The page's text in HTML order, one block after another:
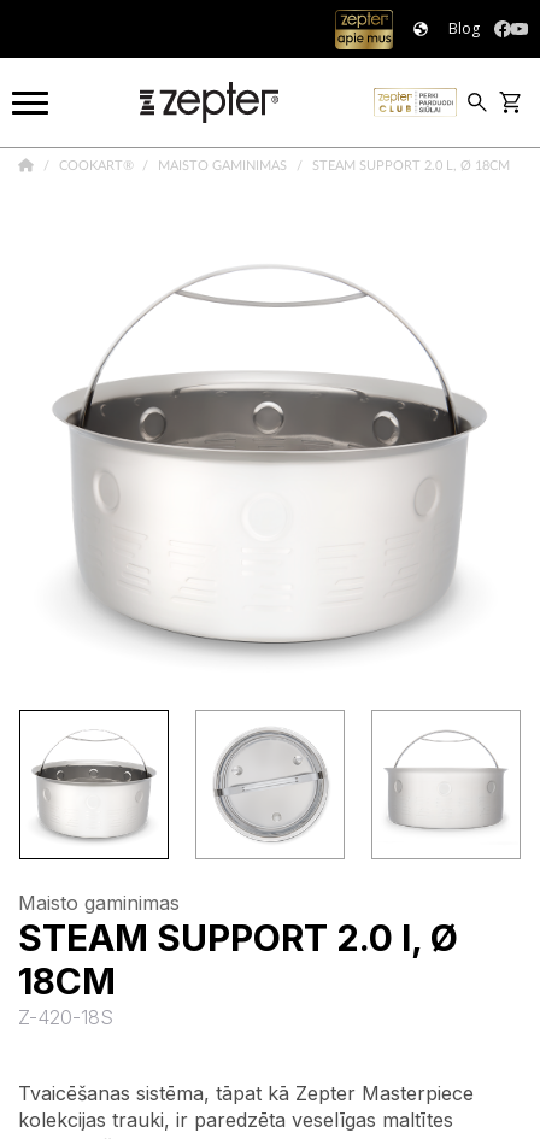
Blog
COOKART® MAISTO GAMINIMAS STEAM SUPPORT 2.0 L, Ø 18CM
Maisto gaminimas
STEAM SUPPORT 2.0 l, Ø
18CM
Z-420-18S
Tvaicēšanas sistēma, tāpat kā Zepter Masterpiece
kolekcijas trauki, ir paredzēta veselīgas maltītes